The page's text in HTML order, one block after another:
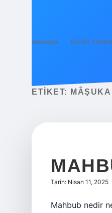
Anasayfa Gizlilik
ETIKET:
Tarih: Nisan 11, 2025
Mahbub nedir